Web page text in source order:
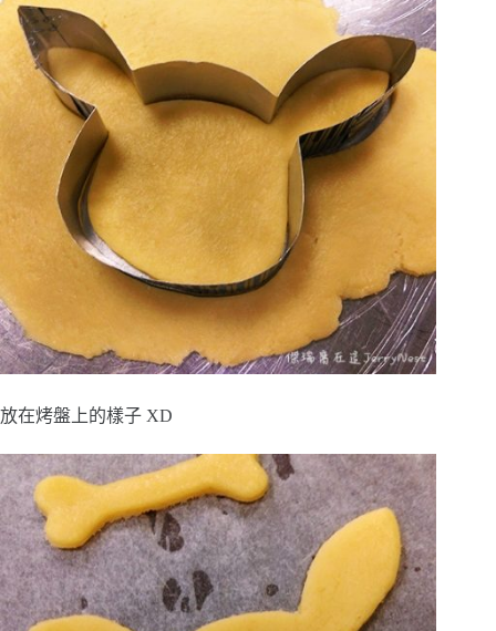
放在烤盤上的樣子 XD